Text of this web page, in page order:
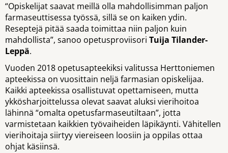
“Opiskelijat saavat meillä olla mahdollisimman paljon
farmaseuttisessa työssä, sillä se on kaiken ydin.
Reseptejä pitää saada toimittaa niin paljon kuin
mahdollista”, sanoo opetusproviisori Tuija Tilander-
Leppä.
Vuoden 2018 opetusapteekiksi valitussa Herttoniemen
apteekissa on vuosittain neljä farmasian opiskelijaa.
Kaikki apteekissa osallistuvat opettamiseen, mutta
ykkösharjoittelussa olevat saavat aluksi vierihoitoa
lähinnä “omalta opetusfarmaseutiltaan”, jotta
varmistetaan kaikkien työvaiheiden läpikäynti. Vähitellen
vierihoitaja siirtyy viereiseen loosiin ja oppilas ottaa
ohjat käsiinsä.